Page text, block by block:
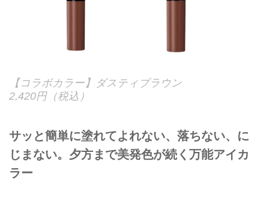
【コラボカラー】ダスティブラウン
2,420円（税込）
サッと簡単に塗れてよれない、落ちない、に
じまない。夕方まで美発色が続く万能アイカ
ラー